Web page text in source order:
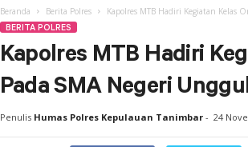
Beranda Berita Polres Kapolres MTB Hadiri Kegiatan Kelas
BERITA POLRES
Kapolres MTB Hadiri
Pada SMA Negeri
Penulis Humas Polres Kepulauan Tanimbar- 24